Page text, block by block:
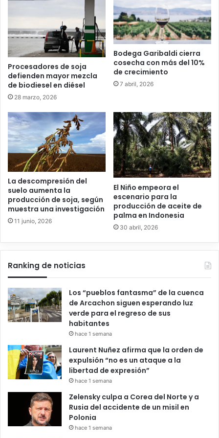
Procesadores de soja
defienden mayor mezcla
de biodiesel en diésel
28 marzo, 2026
Bodega Garibaldi cierra
cosecha con más del 10%
de crecimiento
7 abril, 2026
La descompresión del
suelo aumenta la
producción de soja, según
muestra una investigación
11 junio, 2026
El Niño empeora el
escenario para la
producción de aceite de
palma en Indonesia
30 abril, 2026
Ranking de noticias
Los “pueblos fantasma” de la cuenca
de Arcachon siguen esperando luz
verde para el regreso de sus
habitantes
hace 1 semana
Laurent Nuñez afirma que la orden de
expulsión “no es un ataque a la
libertad de expresión”
hace 1 semana
Zelensky culpa a Corea del Norte y a
Rusia del accidente de un misil en
Polonia
hace 1 semana